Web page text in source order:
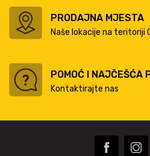
PRODAJNA MJESTA
Naše lokacije na teritoriji
POMOĆ I NAJČEŠĆA
Kontaktirajte nas